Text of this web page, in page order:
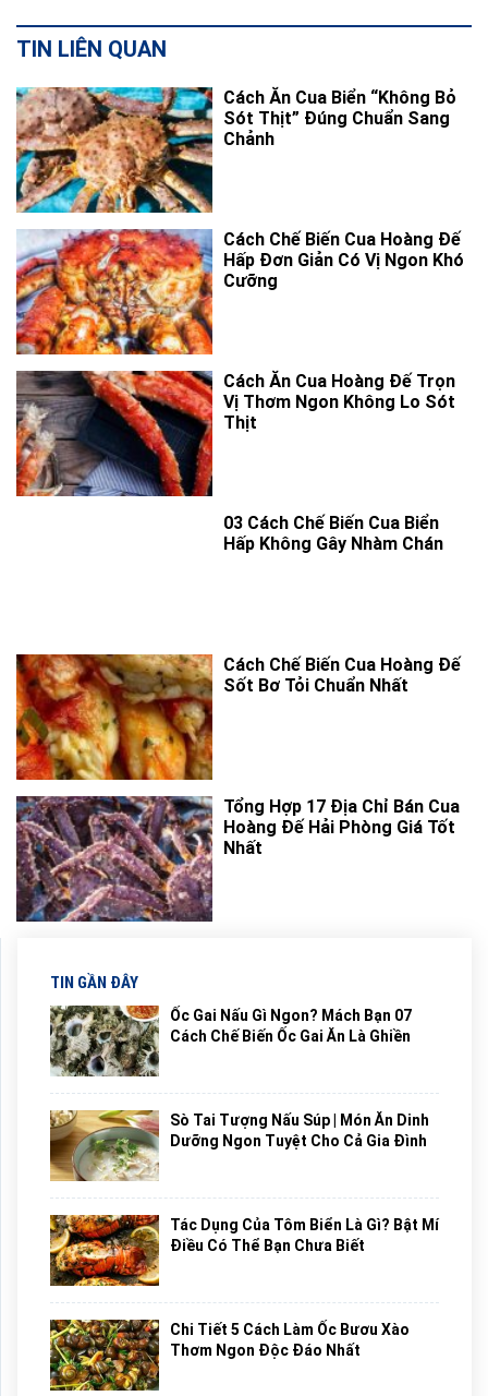
TIN LIÊN QUAN
Cách Ăn Cua Biển “Không Bỏ
Sót Thịt” Đúng Chuẩn Sang
Chảnh
Cách Chế Biến Cua Hoàng Đế
Hấp Đơn Giản Có Vị Ngon Khó
Cưỡng
Cách Ăn Cua Hoàng Đế Trọn
Vị Thơm Ngon Không Lo Sót
Thịt
03 Cách Chế Biến Cua Biển
Hấp Không Gây Nhàm Chán
Cách Chế Biến Cua Hoàng Đế
Sốt Bơ Tỏi Chuẩn Nhất
Tổng Hợp 17 Địa Chỉ Bán Cua
Hoàng Đế Hải Phòng Giá Tốt
Nhất
TIN GẦN ĐÂY
Ốc Gai Nấu Gì Ngon? Mách Bạn 07
Cách Chế Biến Ốc Gai Ăn Là Ghiền
Sò Tai Tượng Nấu Súp | Món Ăn Dinh
Dưỡng Ngon Tuyệt Cho Cả Gia Đình
Tác Dụng Của Tôm Biển Là Gì? Bật Mí
Điều Có Thể Bạn Chưa Biết
Chi Tiết 5 Cách Làm Ốc Bươu Xào
Thơm Ngon Độc Đáo Nhất